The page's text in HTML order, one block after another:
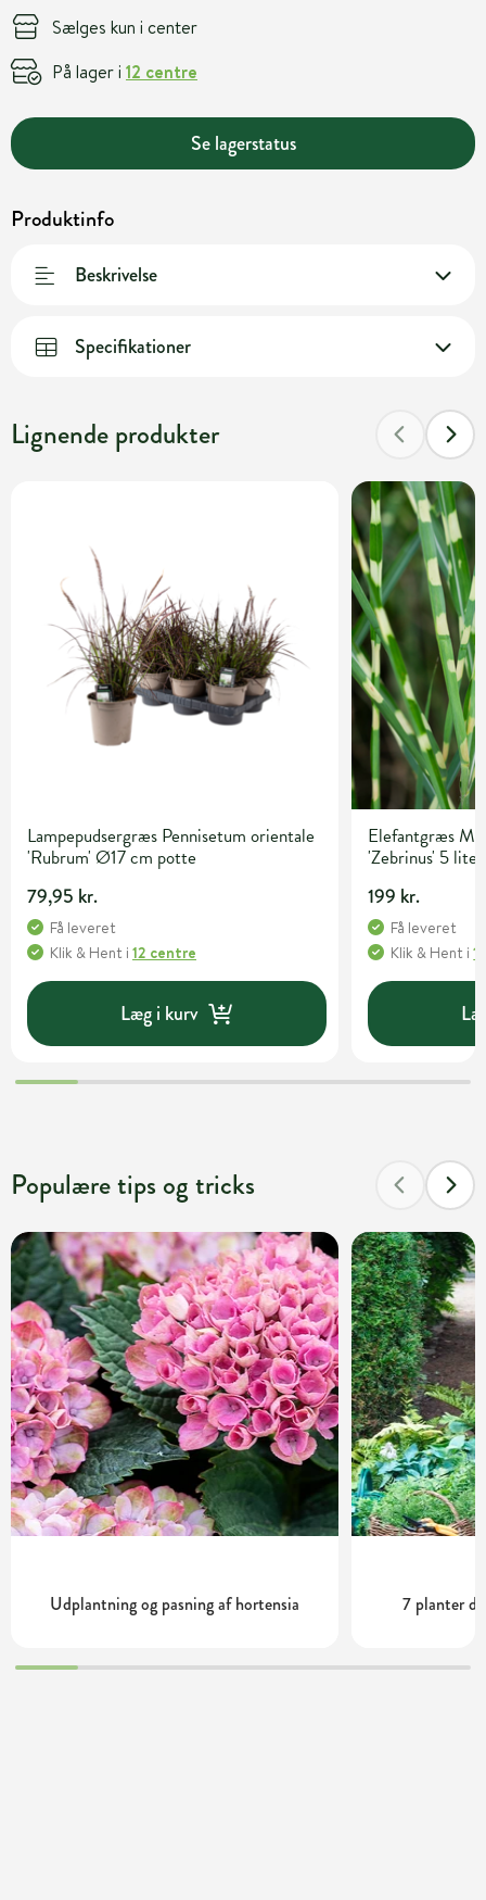
Sælges kun i center
På lager i 12 centre
Se lagerstatus
Produktinfo
Beskrivelse
Specifikationer
Lignende produkter
Lampepudsergræs Pennisetum orientale
'Rubrum' Ø17 cm potte
79,95 kr.
Få leveret
Klik & Hent i 12 centre
Læg i kurv
Elefantgræs
'Zebrinus' 5
199 kr.
Få leveret
Klik & Hent i
Populære tips og tricks
Udplantning og pasning af hortensia 7 planter